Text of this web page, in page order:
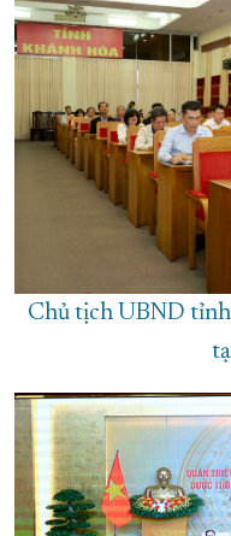
Chủ tịch UBND